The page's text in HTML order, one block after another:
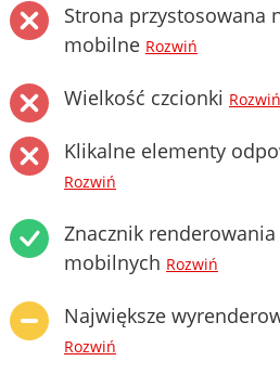
Strona przystosowana
mobilne Rozwiń
Wielkość czcionki Rozwiń
Klikalne elementy
Rozwiń
Znacznik
mobilnych Rozwiń
Największe
Rozwiń